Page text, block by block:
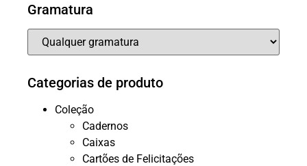
Gramatura
Categorias de produto
Coleção
Cadernos
Caixas
Cartões de Felicitações